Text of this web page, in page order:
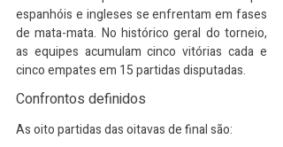
espanhóis e ingleses se enfrentam em fases
de mata-mata. No histórico geral do torneio,
as equipes acumulam cinco vitórias cada e
cinco empates em 15 partidas disputadas.
Confrontos definidos
As oito partidas das oitavas de final são: